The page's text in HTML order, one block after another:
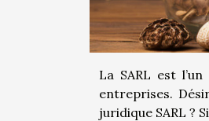
La SARL est
entreprises.
juridique SARL ?